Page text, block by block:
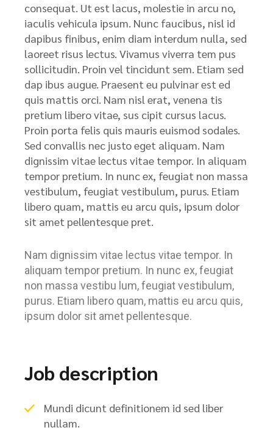
consequat. Ut est lacus, molestie in arcu no,
iaculis vehicula ipsum. Nunc faucibus, nisl id
dapibus finibus, enim diam interdum nulla, sed
laoreet risus lectus. Vivamus viverra tem pus
sollicitudin. Proin vel tincidunt sem. Etiam sed
dap ibus augue. Praesent eu pulvinar est ed
quis mattis orci. Nam nisl erat, venena tis
pretium libero vitae, sus cipit cursus lacus.
Proin porta felis quis mauris euismod sodales.
Sed convallis nec justo eget aliquam. Nam
dignissim vitae lectus vitae tempor. In aliquam
tempor pretium. In nunc ex, feugiat non massa
vestibulum, feugiat vestibulum, purus. Etiam
libero quam, mattis eu arcu quis, ipsum dolor
sit amet pellentesque pret.
Nam dignissim vitae lectus vitae tempor. In
aliquam tempor pretium. In nunc ex, feugiat
non massa vestibu lum, feugiat vestibulum,
purus. Etiam libero quam, mattis eu arcu quis,
ipsum dolor sit amet pellentesque.
Job description
Mundi dicunt definitionem id sed liber
nullam.